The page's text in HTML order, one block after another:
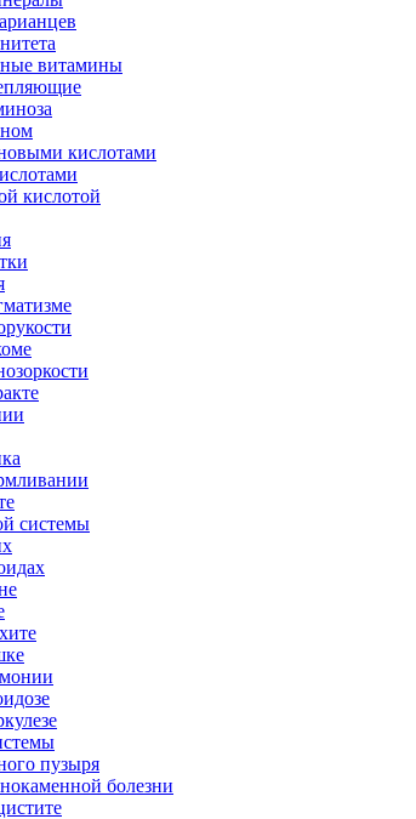
витамины
кислотами
кислотой
системы
пузыря
болезни